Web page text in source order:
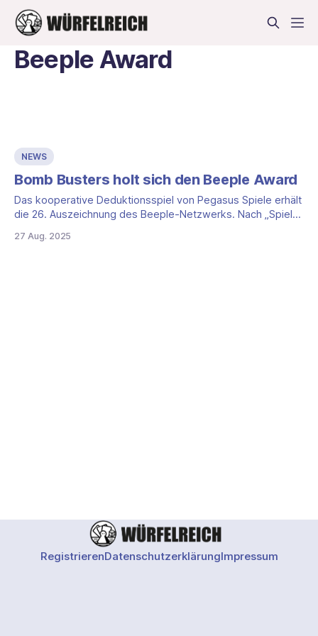
Beeple Award
NEWS
Bomb Busters holt sich den Beeple Award
Das kooperative Deduktionsspiel von Pegasus Spiele erhält
die 26. Auszeichnung des Beeple-Netzwerks. Nach „Spiel
Die Verleihung fand Anfang August während der Berlin
27 Aug. 2025
RegistrierenDatenschutzerklärungImpressum